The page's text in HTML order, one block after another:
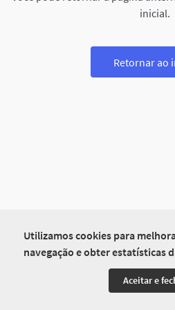
Utilizamos cookies para
navegação e obter estatísticas
Aceitar e
inicial.
Retornar ao